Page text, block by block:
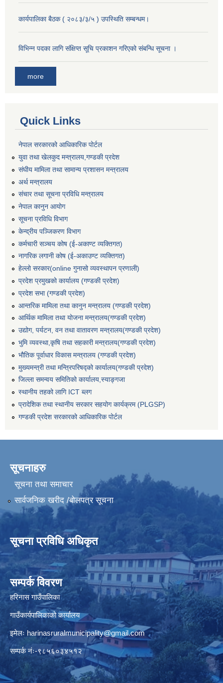
कार्यपालिका बैठक ( २०८३/३/५ ) उपस्थिति सम्बन्धम।
विभिन्न पदका लागि संक्षिप्त सूचि प्रकाशन गरिएको संबन्धि सूचना ।
more
Quick Links
नेपाल सरकारको आधिकारिक पोर्टल
युवा तथा खेलकुद मन्त्रालय,गण्डकी प्रदेश
संघीय मामिला तथा सामान्य प्रशासन मन्त्रालय
अर्थ मन्त्रालय
संचार तथा सूचना प्रविधि मन्त्रालय
नेपाल कानुन आयोग
सूचना प्रविधि विभाग
केन्द्रीय पञ्जिकरण विभाग
कर्मचारी सञ्‍चय कोष (ई‍-अकाण्ट व्यक्तिगत)
नागरिक लगानी कोष (ई-अकाउण्ट व्यक्तिगत)
हेल्लो सरकार(online गुनासो व्यवस्थापन प्रणाली)
प्रदेश प्रमुखको कार्यालय (गण्डकी प्रदेश)
प्रदेश सभा (गण्डकी प्रदेश)
आन्तरिक मामिला तथा कानुन मन्त्रालय (गण्डकी प्रदेश)
आर्थिक मामिला तथा योजना मन्त्रालय(गण्डकी प्रदेश)
उद्योग, पर्यटन, वन तथा वातावरण मन्त्रालय(गण्डकी प्रदेश)
भुमि व्यवस्था,कृषि तथा सहकारी मन्त्रालय(गण्डकी प्रदेश)
भौतिक पूर्वाधार विकास मन्त्रालय (गण्डकी प्रदेश)
मुख्यमन्त्री तथा मन्त्रिपरिषद्को कार्यालय(गण्डकी प्रदेश)
जिल्ला समन्वय समितिको कार्यालय,स्याङ्गजा
स्थानीय तहको लागि ICT ब्लग
प्रादेशिक तथा स्थानीय सरकार सहयोग कार्यक्रम (PLGSP)
गण्डकी प्रदेश सरकारको आधिकारिक पोर्टल
सूचनाहरु
सूचना तथा समाचार
सार्वजनिक खरीद /बोलपत्र सूचना
सूचना प्रविधि अधिकृत
सम्पर्क विवरण
हरिनास गाउँपालिका
गाउँकार्यपालिकाको कार्यालय
इमेलः harinasruralmunicipality@gmail.com
सम्पर्क नंः-९८५६०३४५१२